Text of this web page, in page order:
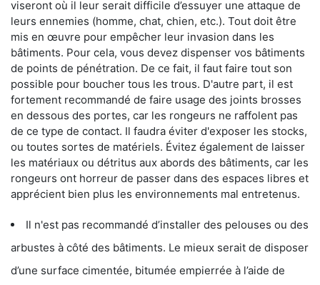
viseront où il leur serait difficile d’essuyer une attaque de
leurs ennemies (homme, chat, chien, etc.). Tout doit être
mis en œuvre pour empêcher leur invasion dans les
bâtiments. Pour cela, vous devez dispenser vos bâtiments
de points de pénétration. De ce fait, il faut faire tout son
possible pour boucher tous les trous. D'autre part, il est
fortement recommandé de faire usage des joints brosses
en dessous des portes, car les rongeurs ne raffolent pas
de ce type de contact. Il faudra éviter d'exposer les stocks,
ou toutes sortes de matériels. Évitez également de laisser
les matériaux ou détritus aux abords des bâtiments, car les
rongeurs ont horreur de passer dans des espaces libres et
apprécient bien plus les environnements mal entretenus.
Il n'est pas recommandé d’installer des pelouses ou des
arbustes à côté des bâtiments. Le mieux serait de disposer
d’une surface cimentée, bitumée empierrée à l’aide de